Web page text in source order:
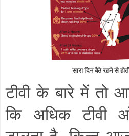
सारा दिन बैठे रहने से
टीवी के बारे में तो
कि अधिक टीवी